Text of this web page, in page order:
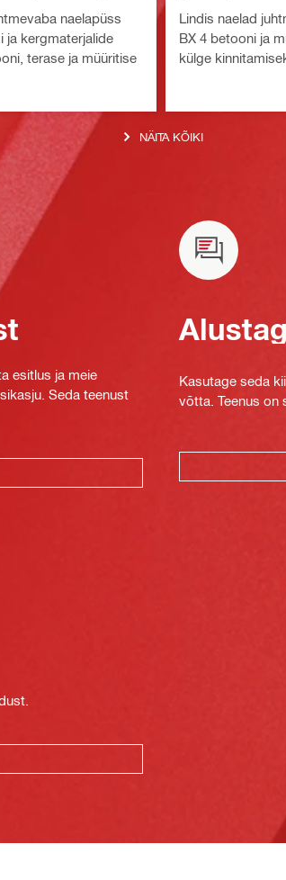
naelapüss
ja kergmaterjalide
terase ja müüritise
Lindis naelad
BX 4 betooni ja
külge
NÄITA KÕIKI
esitlus ja meie
Seda teenust
Kasutage seda
võtta. Teenus on